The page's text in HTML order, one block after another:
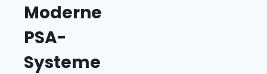
Moderne
PSA-
Systeme